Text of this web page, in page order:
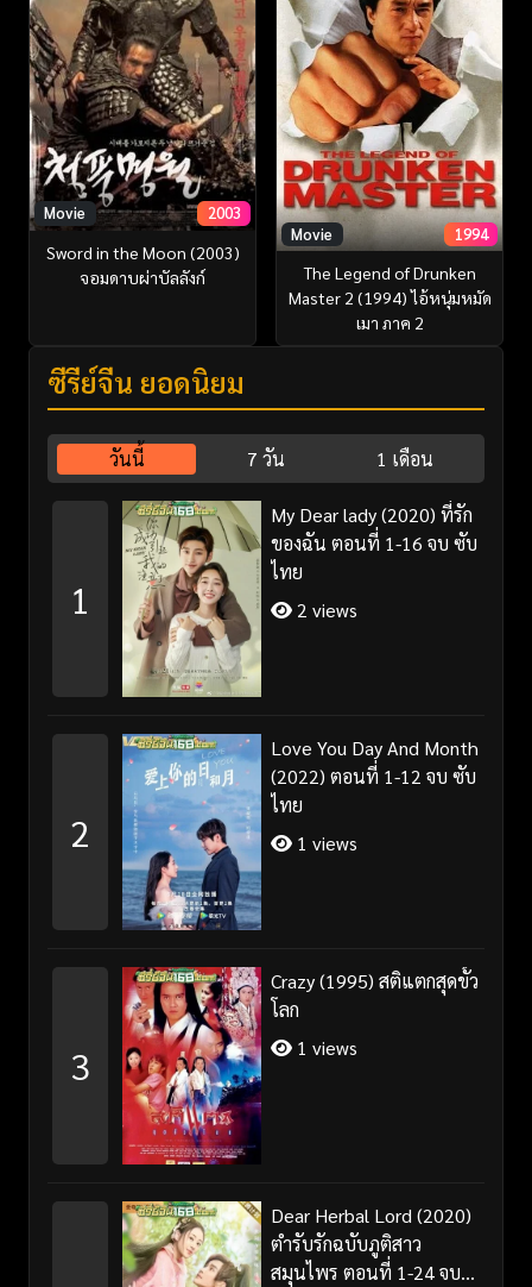
Movie 2003
Sword in the Moon (2003)
จอมดาบผ่าบัลลังก์
Movie 1994
The Legend of Drunken
Master 2 (1994) ไอ้หนุ่มหมัด
เมา ภาค 2
ซีรี่ย์จีน ยอดนิยม
วันนี้ 7 วัน 1 เดือน
1
My Dear lady (2020) ที่รัก
ของฉัน ตอนที่ 1-16 จบ ซับ
ไทย
2 views
2
Love You Day And Month
(2022) ตอนที่ 1-12 จบ ซับ
ไทย
1 views
3
Crazy (1995) สติแตกสุดขั้ว
โลก
1 views
Dear Herbal Lord (2020)
ตำรับรักฉบับภูติสาว
สมุนไพร ตอนที่ 1-24 จบ